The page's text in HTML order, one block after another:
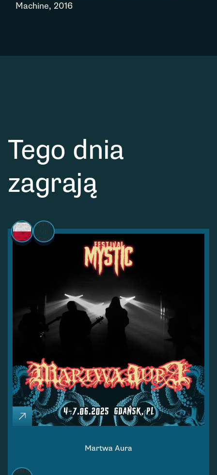
Machine, 2016
Tego dnia
zagrają
Warm
Up
Day
Martwa Aura
Warm